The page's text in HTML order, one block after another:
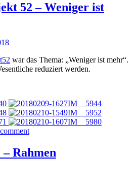
52 – Weniger ist
war das Thema: „Weniger ist mehr“.
reduziert werden.
Rahmen